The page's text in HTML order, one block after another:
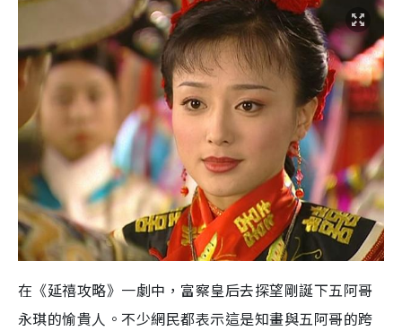
在《延禧攻略》一劇中，富察皇后去探望剛誕下五阿哥
永琪的愉貴人。不少網民都表示這是知畫與五阿哥的跨